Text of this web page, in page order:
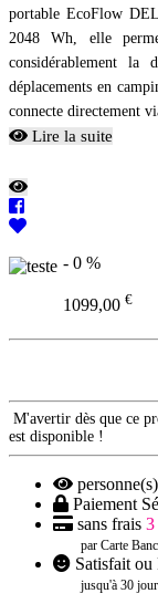
portable EcoFlow
2048 Wh, elle
considérablement
déplacements en
connecte directement
Lire la suite
- 0 %
1099,00 €
M'avertir dès que ce
est disponible !
personne(s)
Paiement
sans frais 3
par Carte
Satisfait ou
jusqu'à 30